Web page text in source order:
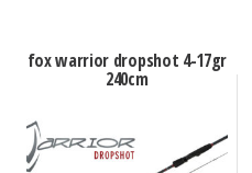
fox warrior dropshot 4-17gr
240cm